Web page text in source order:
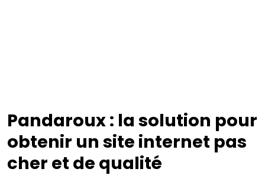
Pandaroux : la solution pour
obtenir un site internet pas
cher et de qualité